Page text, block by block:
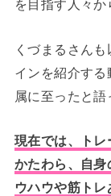
を目指す人々か
くづまるさん
インを紹介す
属に至ったと語
現在では、トレ
かたわら、自
ウハウや筋ト